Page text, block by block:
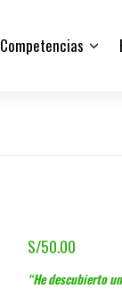
Competencias
S/50.00
“He descubierto